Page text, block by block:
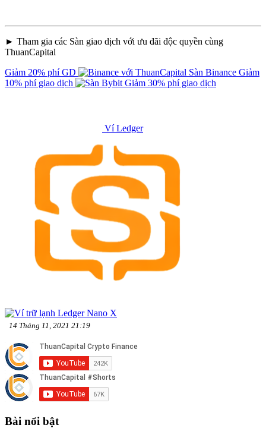
► Tham gia các Sàn giao dịch với ưu đãi độc quyền cùng
ThuanCapital
Giảm 20% phí GD
Sàn Binance Giảm
10% phí giao dịch
Giảm 30% phí giao dịch
Ví Ledger
14 Tháng 11, 2021 21:19
Bài nổi bật